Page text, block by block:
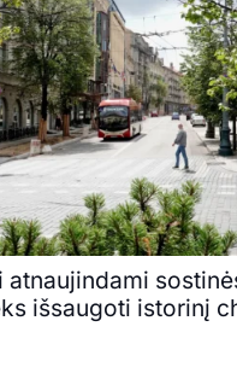
atnaujindami
išsaugoti istorinį